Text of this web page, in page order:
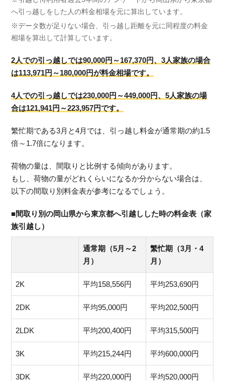
へ引っ越しをした人の料金相場を元に算出しています。
※データ数が足りない場合、引っ越し距離を元に同程度の料金
相場を算出して計算しています。
2人での引っ越しでは90,000円～167,370円、3人家族の場合
は113,971円～180,000円が料金相場です。
4人での引っ越しでは230,000円～449,000円、5人家族の場
合は121,941円～223,957円です。
繁忙期である3月と4月では、引っ越し料金が通常期の約1.5
倍～1.7倍になります。
荷物の量は、間取りと比例する傾向があります。
もし、荷物の量がどれくらいになるか分からない場合は、
以下の間取り別料金表が参考になるでしょう。
■間取り別の岡山県から東京都へ引越しした時の料金表（家
族引越し）
通常期（5月～2
月）
繁忙期（3月・4
月）
2K 平均158,556円 平均253,690円
2DK 平均95,000円 平均202,500円
2LDK 平均200,400円 平均315,500円
3K 平均215,244円 平均600,000円
3DK 平均220,000円 平均520,000円